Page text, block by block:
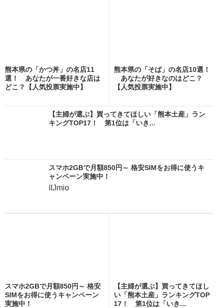
熊本県の「かつ丼」の名店11
選！ あなたが一番好きな店は
どこ？【人気投票実施中】
熊本県の「そば」の名店10選！
あなたが好きなのはどこ？
【人気投票実施中】
【主婦が選ぶ】買ってきてほしい「熊本土産」ラン
キングTOP17！ 第1位は「いき...
スマホ2GBで月額850円～ 格安SIMをお得に使うキ
ャンペーン実施中！
IIJmio
スマホ2GBで月額850円～ 格安
SIMをお得に使うキャンペーン
実施中！
【主婦が選ぶ】買ってきてほし
い「熊本土産」ランキングTOP
17！ 第1位は「いき...